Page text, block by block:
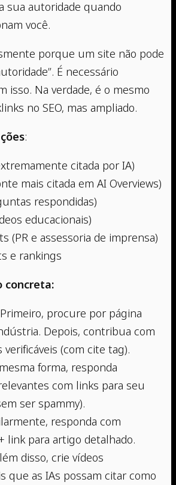
sua autoridade quando
você.
porque um site não pode
É necessário
isso. Na verdade, é o mesmo
no SEO, mas ampliado.
:
citada por IA)
mais citada em AI Overviews)
respondidas)
educacionais)
(PR e assessoria de imprensa)
e rankings
concreta:
procure por página
Depois, contribua com
verificáveis (com cite tag).
forma, responda
com links para seu
ser spammy).
responda com
link para artigo detalhado.
disso, crie vídeos
que as IAs possam citar como